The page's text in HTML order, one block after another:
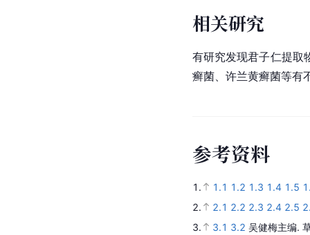
相关研究
有研究发现君子仁提取
癣菌、许兰黄癣菌等有
参考资料
1. 1.1 1.2 1.3 1.4 1.5
2.
2.1 2.2 2.3 2.4 2.5
3.
3.1 3.2 吴健梅主编.